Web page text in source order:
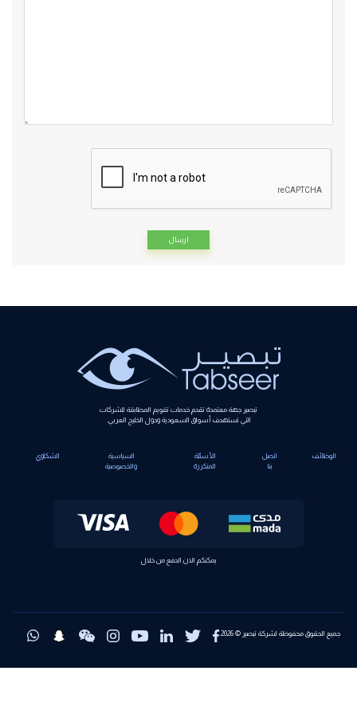
تبصير جهة معتمدة تقدم خدمات تقويم المطابقة للشركات
التي تستهدف أسواق السعودية ودول الخليج العربي.
الوظائف
اتصل
الأسئلة
المتكررة
السياسية
والخصوصية
الشكاوي
يمكنكم الان الدفع من خلال
جميع الحقوق محفوظة لشركة تبصير © 2026.